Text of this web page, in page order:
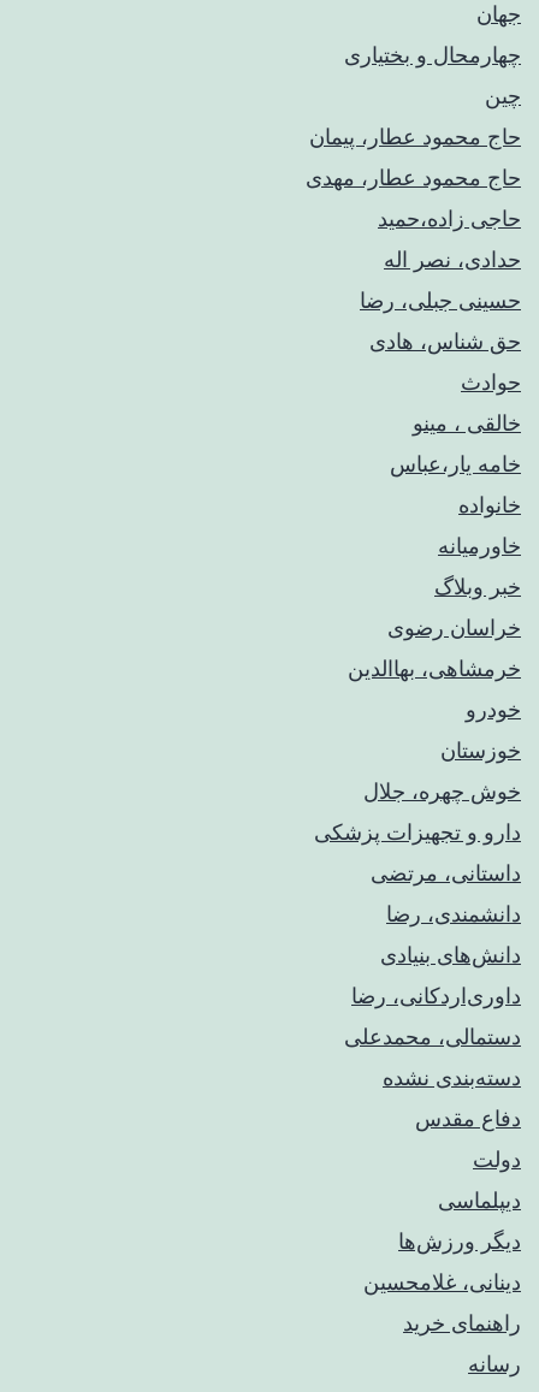
جهان
چهارمحال و بختیاری
چین
حاج محمود عطار، پیمان
حاج محمود عطار، مهدی
حاجی زاده،حمید
حدادی، نصر اله
حسینی جبلی، رضا
حق شناس، هادی
حوادث
خالقی ، مینو
خامه یار،عباس
خانواده
خاورمیانه
خبر وبلاگ
خراسان رضوی
خرمشاهی، بهاالدین
خودرو
خوزستان
خوش چهره، جلال
دارو و تجهیزات پزشکی
داستانی، مرتضی
دانشمندی، رضا
دانش‌های بنیادی
داوری‌اردکانی، رضا
دستمالی، محمدعلی
دسته‌بندی نشده
دفاع مقدس
دولت
دیپلماسی
دیگر ورزش‌ها
دینانی، غلامحسین
راهنمای خريد
رسانه